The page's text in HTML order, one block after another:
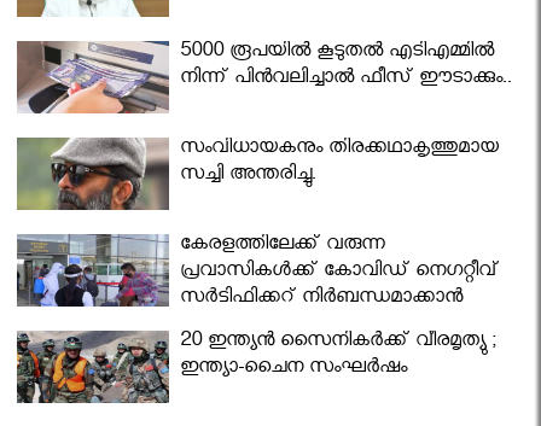
5000 രൂപയിൽ കൂടുതൽ എടിഎമ്മിൽ
നിന്ന് പിൻവലിച്ചാൽ ഫീസ് ഈടാക്കും..
സംവിധായകനും തിരക്കഥാകൃത്തുമായ
സച്ചി അന്തരിച്ചു.
കേരളത്തിലേക്ക് വരുന്ന
പ്രവാസികള്‍ക്ക് കോവിഡ് നെഗറ്റീവ്
സര്‍ട്ടിഫിക്കറ്റ് നിർബന്ധമാക്കാൻ
മന്ത്രിസഭ
20 ഇന്ത്യൻ സൈനികർക്ക് വീരമൃത്യു ;
ഇന്ത്യാ-ചൈന സംഘർഷം